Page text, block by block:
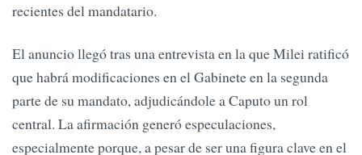
recientes del mandatario.
El anuncio llegó tras una entrevista en la que Milei ratificó
que habrá modificaciones en el Gabinete en la segunda
parte de su mandato, adjudicándole a Caputo un rol
central. La afirmación generó especulaciones,
especialmente porque, a pesar de ser una figura clave en el